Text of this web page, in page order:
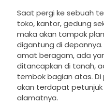
Saat pergi ke sebuah
toko, kantor, gedung
maka akan tampak
digantung di
amat beragam, ada
ditancapkan di tanah,
tembok bagian atas.
akan terdapat
alamatnya.